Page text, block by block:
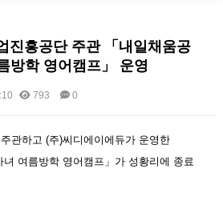
진흥공단 주관 「내일채움공
방학 영어캠프」 운영
793 0
관하고 (주)씨디에이에듀가 운영한
녀 여름방학 영어캠프」가 성황리에 종료